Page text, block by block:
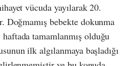
vücuda yayılarak 20.
Doğmamış bebekte dokunma
tamamlanmış olduğu
ilk algılanmaya başladığı